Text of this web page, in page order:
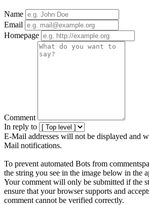
Name
Email
Homepage
Comment
In reply to
E-Mail addresses will not be displayed and
Mail notifications.
To prevent automated Bots from
the string you see in the image below in the
Your comment will only be submitted if the
ensure that your browser supports and
comment cannot be verified correctly.